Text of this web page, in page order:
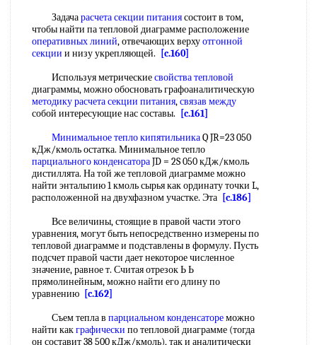
Задачарасчетасекции питаниясостоит в том,
чтобы найти па тепловой диаграмме расположение
оперативных линий, отвечающих верхуотгонной
секции и низу укрепляющей.
[c.160]
Используя метрическиесвойства тепловой
диаграммы, можно обосновать графоаналитическую
методику расчетасекции питания,связав между
собой интересующие нас составы.
[c.161]
Минимальное тепло кипятильникаQ JR=23 050
кДж/кмоль остатка. Минимальное тепло
парциального конденсатораJD = 2S 050 кДж/кмоль
дистиллята. На той же тепловой диаграмме можно
найти энтальпию 1 кмоль сырья как ординату точки L,
расположенной на двухфазном участке. Эта [c.186]
Все величины, стоящие в правой части этого
уравнения, могут быть непосредственно измерены по
тепловой диаграмме и подставлены в формулу. Пусть
подсчет правой части дает некоторое численное
значение, равное т. Считая отрезок Ь Ь
прямолинейным, можно найти его длину по
уравнению [c.162]
Съем тепла в парциальном конденсатореможно
найти какграфически по тепловой диаграмме (тогда
он составит 38 500 кДж/кмоль), так и аналитически